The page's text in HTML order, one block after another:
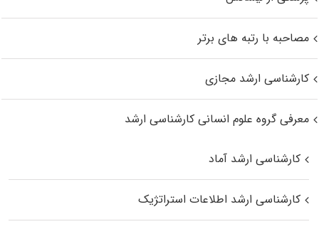
مصاحبه با رتبه های برتر
کارشناسی ارشد مجازی
معرفی گروه علوم انسانی کارشناسی ارشد
کارشناسی ارشد آماد
کارشناسی ارشد اطلاعات استراتژیک